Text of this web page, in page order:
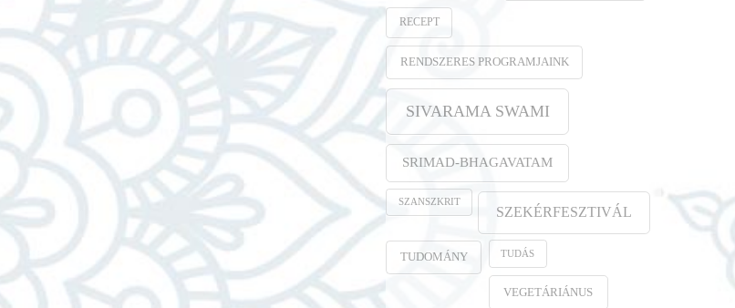
RECEPT
RENDSZERES PROGRAMJAINK
SIVARAMA SWAMI
SRIMAD-BHAGAVATAM
SZANSZKRIT
SZEKÉRFESZTIVÁL
TUDOMÁNY TUDÁS
VEGETÁRIÁNUS